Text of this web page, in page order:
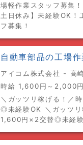
場軽作業スタッフ募集
土日休み】未経験OK！
フ募集！
自動車部品の工場作
アイコム株式会社 - 高
時給 1,600円～2,000
＼ガッツリ稼げる！／
◎未経験OK ＼ガッツリ
1,600円×2交替◎未経